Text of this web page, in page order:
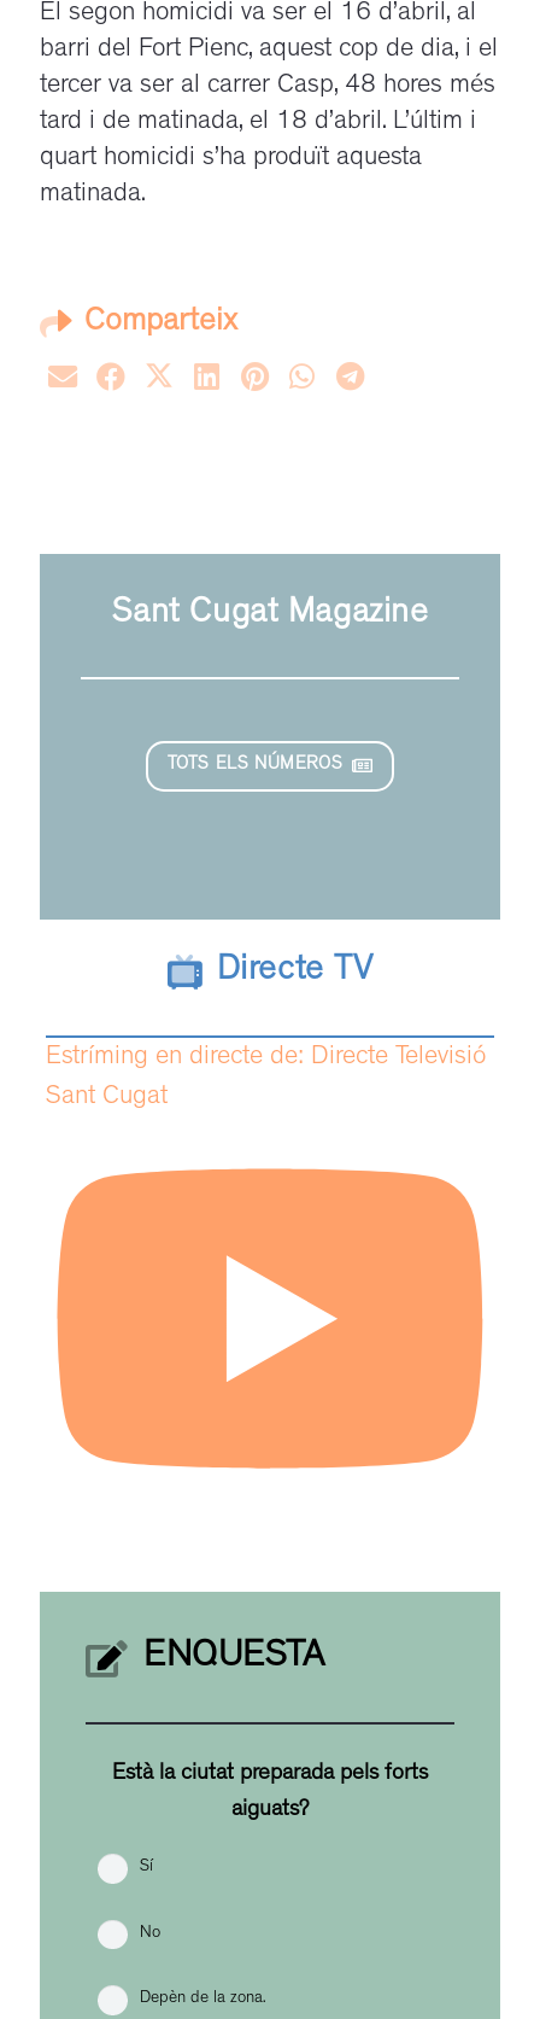
El segon homicidi va ser el 16 d’abril, al
barri del Fort Pienc, aquest cop de dia, i el
tercer va ser al carrer Casp, 48 hores més
tard i de matinada, el 18 d’abril. L’últim i
quart homicidi s’ha produït aquesta
matinada.
Comparteix
Sant Cugat Magazine
TOTS ELS NÚMEROS
Directe TV
Estríming en directe de: Directe Televisió
Sant Cugat
ENQUESTA
Està la ciutat preparada pels forts
aiguats?
Sí
No
Depèn de la zona.